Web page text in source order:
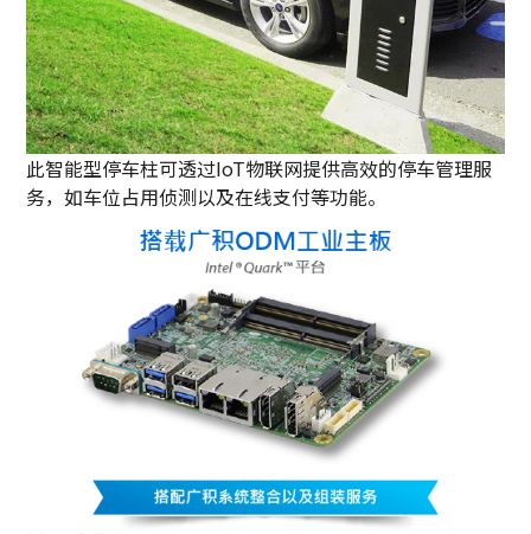
此智能型停车柱可透过IoT物联网提供高效的停车管理服
务，如车位占用侦测以及在线支付等功能。